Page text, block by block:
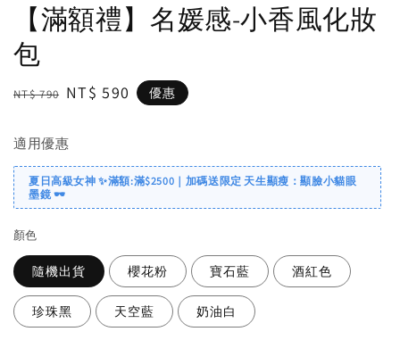
【滿額禮】名媛感-小香風化妝
包
Regular
NT$ 790 Sale
NT$ 590 優惠
適用優惠
夏日高級女神 ✨滿額:滿$2500｜加碼送限定 天生顯瘦：顯臉小貓眼
墨鏡 🕶️
顏色
隨機出貨 櫻花粉 寶石藍 酒紅色
珍珠黑 天空藍 奶油白